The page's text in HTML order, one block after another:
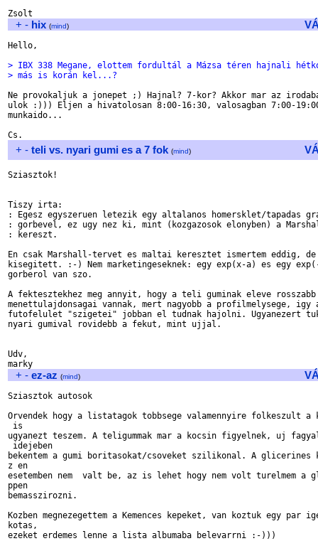
+ - hix (mind)
Hello,
> IBX 338 Megane, elottem fordultál a Mázsa téren hajnali
> más is korán kel...?
Ne provokaljuk a jonepet ;) Hajnal? 7-kor? Akkor mar az
ulok :))) Eljen a hivatolosan 8:00-16:30, valosagban 7:00-
munkaido...
+ - teli vs. nyari gumi es a 7 fok (mind)
Sziasztok!
Tiszy irta:
: Egesz egyszeruen letezik egy altalanos homersklet/tapadas
: gorbevel, ez ugy nez ki, mint (kozgazosok elonyben) a
: kereszt.
En csak Marshall-tervet es maltai keresztet ismertem eddig, de
kisegitett. :-) Nem marketingeseknek: egy exp(x-a) es egy
gorberol van szo.
A fektesztekhez meg annyit, hogy a teli guminak eleve rosszabb
menettulajdonsagai vannak, mert nagyobb a profilmelysege, igy
futofelulet "szigetei" jobban el tudnak hajolni. Ugyanezert
nyari gumival rovidebb a fekut, mint ujjal.
Udv,
+ - ez-az (mind)
Sziasztok autosok
Orvendek hogy a listatagok tobbsege valamennyire folkeszult
is
ugyanezt teszem. A teligummak mar a kocsin figyelnek, uj
idejeben
bekentem a gumi boritasokat/csoveket szilikonal. A glicerines
z en
esetemben nem  valt be, az is lehet hogy nem volt turelmem
ppen
bemasszirozni.
Kozben megnezegettem a Kemences kepeket, van koztuk egy par
kotas,
ezeket erdemes lenne a lista albumaba belevarrni :-)))